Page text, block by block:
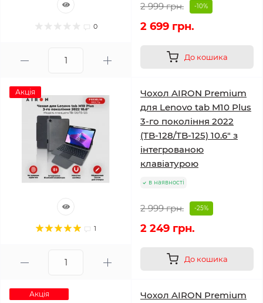
0
2 999 грн. -10%
2 699 грн.
До кошика
Акція
1
Чохол AIRON Premium
для Lenovo tab M10 Plus
3-го покоління 2022
(TB-128/TB-125) 10.6" з
інтегрованою
клавіатурою
в наявності
2 999 грн. -25%
2 249 грн.
До кошика
Акція
Чохол AIRON Premium